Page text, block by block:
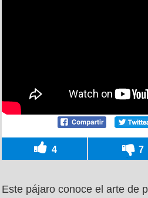
4 7
Este pájaro conoce el arte de